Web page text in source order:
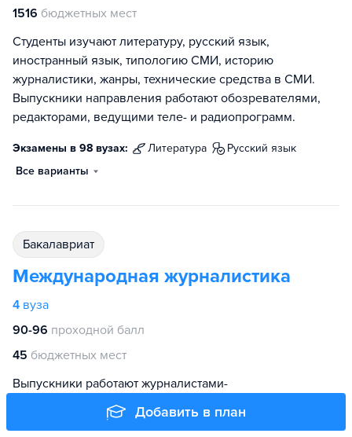
Добавить в план
1516 бюджетных мест
Студенты изучают литературу, русский язык,
иностранный язык, типологию СМИ, историю
журналистики, жанры, технические средства в СМИ.
Выпускники направления работают обозревателями,
редакторами, ведущими теле- и радиопрограмм.
Экзамены в 98 вузах: литература
русский язык
Все варианты
бакалавриат
Международная журналистика
4 вуза
90-96 проходной балл
45 бюджетных мест
Выпускники работают журналистами-
международниками: разрабатывают мировую
информационную повестку, освещают международные